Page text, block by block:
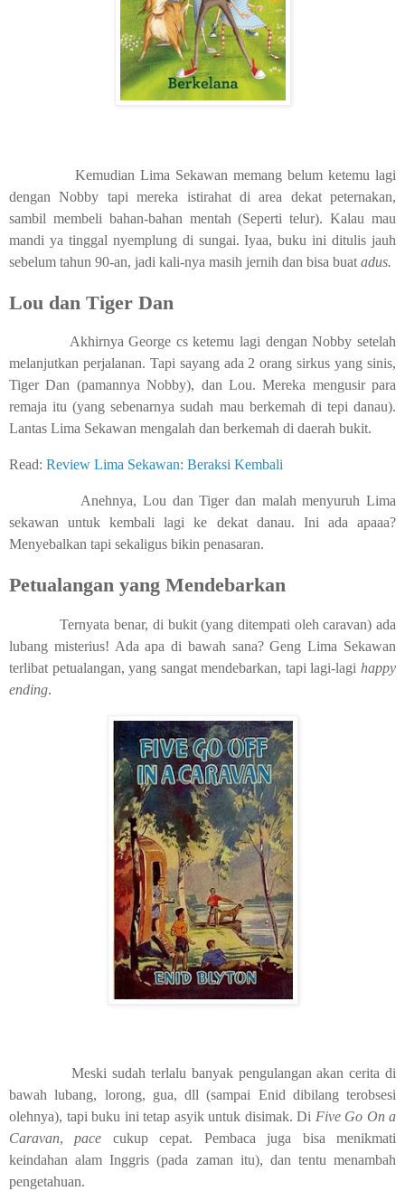
Kemudian Lima Sekawan memang belum ketemu lagi
dengan Nobby tapi mereka istirahat di area dekat peternakan,
sambil membeli bahan-bahan mentah (Seperti telur). Kalau mau
mandi ya tinggal nyemplung di sungai. Iyaa, buku ini ditulis jauh
sebelum tahun 90-an, jadi kali-nya masih jernih dan bisa buat adus.
Lou dan Tiger Dan
Akhirnya George cs ketemu lagi dengan Nobby setelah
melanjutkan perjalanan. Tapi sayang ada 2 orang sirkus yang sinis,
Tiger Dan (pamannya Nobby), dan Lou. Mereka mengusir para
remaja itu (yang sebenarnya sudah mau berkemah di tepi danau).
Lantas Lima Sekawan mengalah dan berkemah di daerah bukit.
Read: Review Lima Sekawan: Beraksi Kembali
Anehnya, Lou dan Tiger dan malah menyuruh Lima
sekawan untuk kembali lagi ke dekat danau. Ini ada apaaa?
Menyebalkan tapi sekaligus bikin penasaran.
Petualangan yang Mendebarkan
Ternyata benar, di bukit (yang ditempati oleh caravan) ada
lubang misterius! Ada apa di bawah sana? Geng Lima Sekawan
terlibat petualangan, yang sangat mendebarkan, tapi lagi-lagi happy
ending.
Meski sudah terlalu banyak pengulangan akan cerita di
bawah lubang, lorong, gua, dll (sampai Enid dibilang terobsesi
olehnya), tapi buku ini tetap asyik untuk disimak. Di Five Go On a
Caravan,pace cukup cepat. Pembaca juga bisa menikmati
keindahan alam Inggris (pada zaman itu), dan tentu menambah
pengetahuan.